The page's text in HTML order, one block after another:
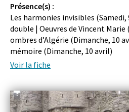
Présence(s) :
Les harmonies invisibles (Samedi,
double | Oeuvres de Vincent Marie (
ombres d’Algérie (Dimanche, 10
mémoire (Dimanche, 10 avril)
Voir la fiche